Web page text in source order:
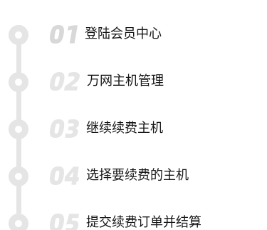
登陆会员中心
万网主机管理
继续续费主机
选择要续费的主机
提交续费订单并结算